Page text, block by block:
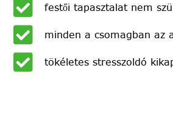
festői tapasztalat nem
minden a csomagban az
tökéletes stresszoldó